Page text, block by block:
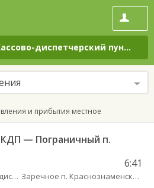
Краснознаменск Кассово-диспетчерский пункт
и прибытия местное
КДП — Пограничный п.
Краснознаменск Кассово-диспетчерский пункт
6:41
Заречное п. Краснознаменский МО